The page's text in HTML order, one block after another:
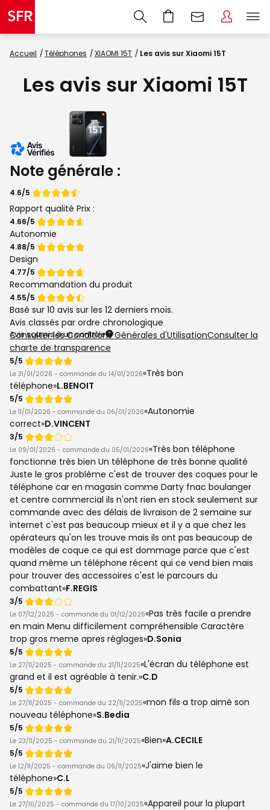
Accueil Téléphones XIAOMI 15T Les avis sur Xiaomi 15T
Les avis sur Xiaomi 15T
Note générale :
Note
de
4.6/5
Rapport qualité Prix :
Note
de
4.66/5
Autonomie
Note
de
4.88/5
Design
Note
de
4.77/5
Recommandation du produit
Note
de
4.55/5
Basé sur 10 avis sur les 12 derniers mois.
Avis classés par ordre chronologique
Avis soumis à un contrôle
Consulter les Conditions Générales d'UtilisationConsulter la
charte de transparence
Note
de
5/5
Le 31/01/2026 - commande du 14/01/2026 Très bon
téléphone L.BENOIT
Note
de
5/5
Le 11/01/2026 - commande du 06/01/2026 Autonomie
correct D.VINCENT
Note
de
3/5
Le 09/01/2026 - commande du 05/01/2026 Très bon téléphone
fonctionne très bien Un téléphone de très bonne qualité
Juste le gros problème c'est de trouver des coques pour le
téléphone car en magasin comme Darty fnac boulanger
et centre commercial ils n'ont rien en stock seulement sur
commande avec des délais de livraison de 2 semaine sur
internet c'est pas beaucoup mieux et il y a que chez les
opérateurs qu'on les trouve mais ils ont pas beaucoup de
modèles de coque ce qui est dommage parce que c'est
quand même un téléphone récent qui ce vend bien mais
pour trouver des accessoires c'est le parcours du
combattant F.REGIS
Note
de
3/5
Le 07/12/2025 - commande du 01/12/2025 Pas très facile a prendre
en main Menu difficilement compréhensible Caractère
trop gros meme apres réglages D.Sonia
Note
de
5/5
Le 27/11/2025 - commande du 21/11/2025 L'écran du téléphone est
grand et il est agréable à tenir. C.D
Note
de
5/5
Le 27/11/2025 - commande du 22/11/2025 mon fils a trop aimé son
nouveau téléphone S.Bedia
Note
de
5/5
Le 23/11/2025 - commande du 21/11/2025 Bien A.CECILE
Note
de
5/5
Le 12/11/2025 - commande du 06/11/2025 J'aime bien le
téléphone C.L
Note
de
5/5
Le 27/10/2025 - commande du 17/10/2025 Appareil pour la plupart